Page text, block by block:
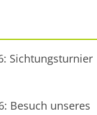
Sichtungsturnier
Besuch unseres